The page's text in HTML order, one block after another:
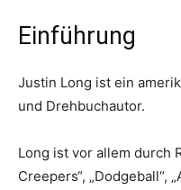
Einführung
Justin Long ist ein
und Drehbuchautor.
Long ist vor allem durch
Creepers“, „Dodgeball“,